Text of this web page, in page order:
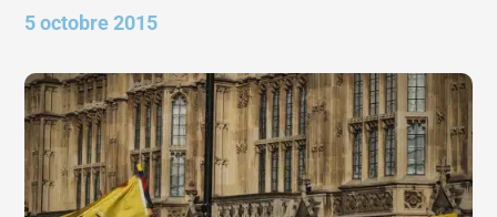
5 octobre 2015